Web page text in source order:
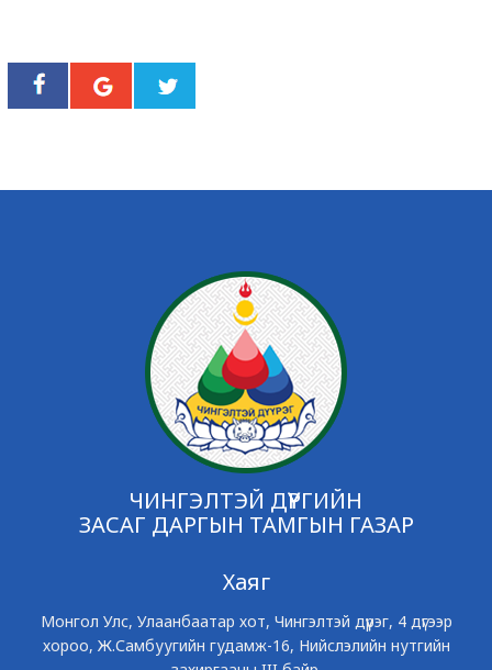
ЧИНГЭЛТЭЙ ДҮҮРГИЙН
ЗАСАГ ДАРГЫН ТАМГЫН ГАЗАР
Хаяг
Монгол Улс, Улаанбаатар хот, Чингэлтэй дүүрэг, 4 дүгээр
хороо, Ж.Самбуугийн гудамж-16, Нийслэлийн нутгийн